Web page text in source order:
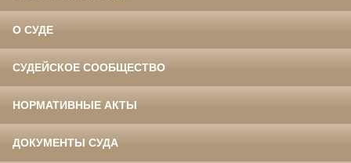
О СУДЕ
СУДЕЙСКОЕ СООБЩЕСТВО
НОРМАТИВНЫЕ АКТЫ
ДОКУМЕНТЫ СУДА